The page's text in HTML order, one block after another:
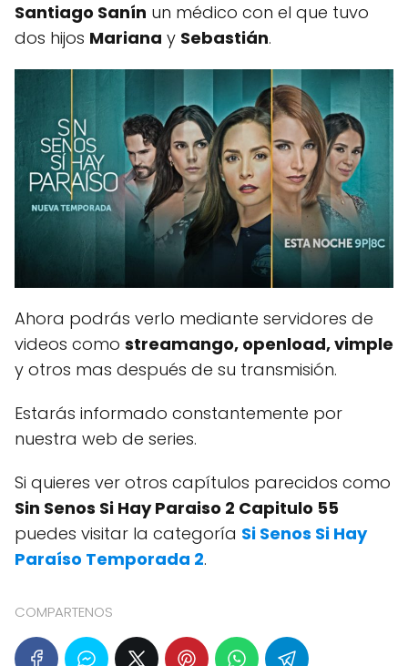
Santiago Sanín un médico con el que tuvo
dos hijos Mariana y Sebastián.
Ahora podrás verlo mediante servidores de
videos como streamango, openload, vimple
y otros mas después de su transmisión.
Estarás informado constantemente por
nuestra web de series.
Si quieres ver otros capítulos parecidos como
Sin Senos Si Hay Paraiso 2 Capitulo 55
puedes visitar la categoría Si Senos Si Hay
Paraíso Temporada 2.
COMPARTENOS